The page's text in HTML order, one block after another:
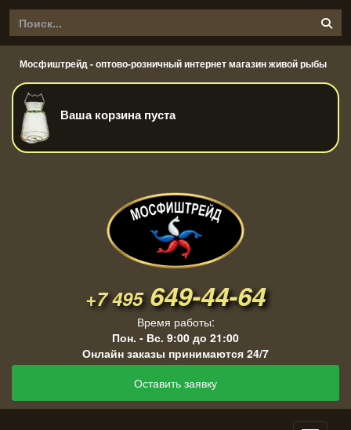
Мосфиштрейд - оптово-розничный интернет магазин живой рыбы
Ваша корзина пуста
+7 495649-44-64
Время работы:
Пон. - Вс. 9:00 до 21:00
Онлайн заказы принимаются 24/7
Оставить заявку